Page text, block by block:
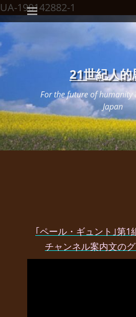
UA-190142882-1
コ
ン
ス
キ
ッ
プ
メインメニュー
21世紀人的
For the future of humanity
Japan
｢ペール・ギュント｣第1
チャンネル案内文の